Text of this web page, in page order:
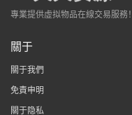
專業提供虛拟物品在線交易服務！
關于
關于我們
免責申明
關于隐私